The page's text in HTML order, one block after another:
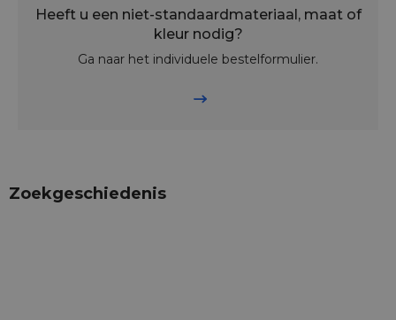
Heeft u een niet-standaardmateriaal, maat of
kleur nodig?
Ga naar het individuele bestelformulier.
Zoekgeschiedenis